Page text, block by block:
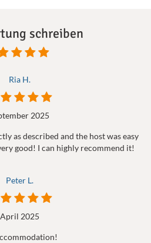
schreiben
Ria H.
2025
as described and the host was easy
good! I can highly recommend it!
Peter L.
April 2025